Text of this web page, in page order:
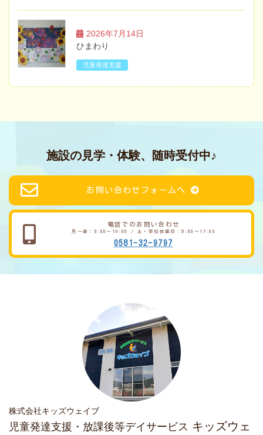
2026年7月14日
ひまわり
児童発達支援
施設の見学・体験、随時受付中♪
お問い合わせフォームへ
電話でのお問い合わせ
月～金：9:00～19:00 / 土・学校休業日：8:00～17:00
0581-32-9797
株式会社キッズウェイブ
児童発達支援・放課後等デイサービス キッズウェ